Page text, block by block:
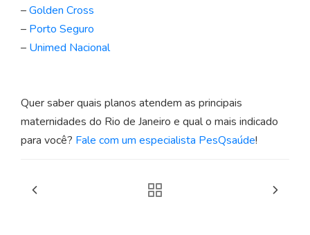
–Golden Cross
– Porto Seguro
– Unimed Nacional
Quer saber quais planos atendem as principais
maternidades do Rio de Janeiro e qual o mais indicado
para você? Fale com um especialista PesQsaúde!